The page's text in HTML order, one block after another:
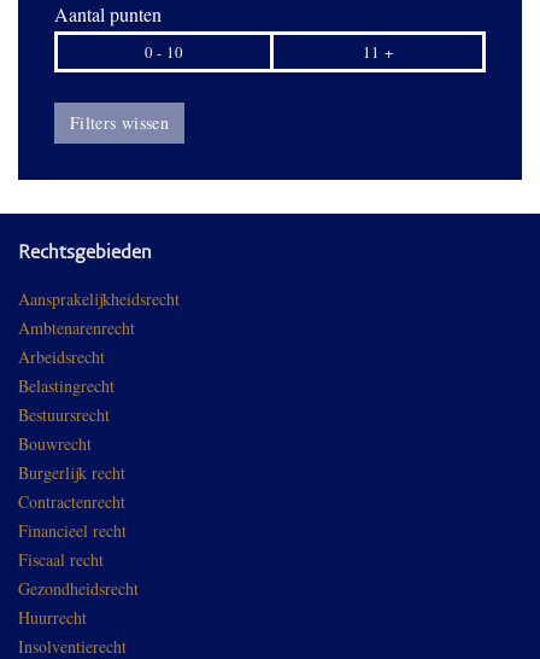
Aantal punten
0 - 10 11 +
Filters wissen
Rechtsgebieden
Aansprakelijkheidsrecht
Ambtenarenrecht
Arbeidsrecht
Belastingrecht
Bestuursrecht
Bouwrecht
Burgerlijk recht
Contractenrecht
Financieel recht
Fiscaal recht
Gezondheidsrecht
Huurrecht
Insolventierecht